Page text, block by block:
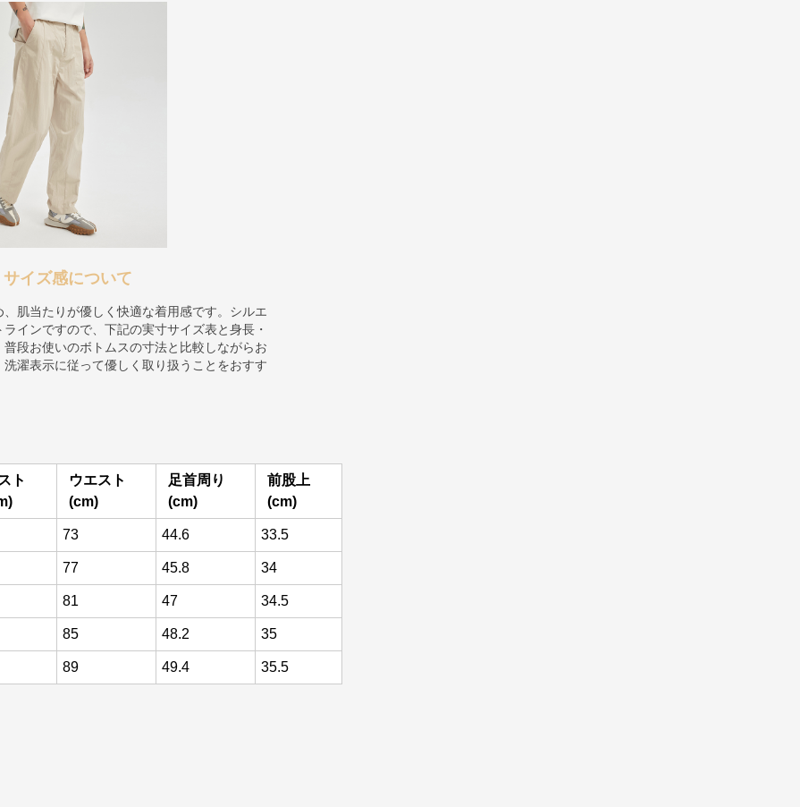
イズ感について
肌当たりが優しく快適な着用感です。シルエ
インですので、下記の実寸サイズ表と身長・
段お使いのボトムスの寸法と比較しながらお
濯表示に従って優しく取り扱うことをおすす
ト
ウエスト
(cm)
足首周り
(cm)
前股上
(cm)
73 44.6 33.5
77 45.8 34
81 47 34.5
85 48.2 35
89 49.4 35.5